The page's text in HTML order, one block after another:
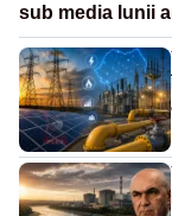
sub media lunii